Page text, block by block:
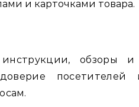
и карточками товара.
обзоры
посетителей